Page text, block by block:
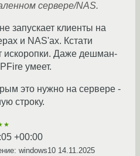
сервере/NAS.
запускает клиенты на
и NAS'ах. Кстати
искоропки. Даже дешман-
умеет.
это нужно на сервере -
строку.
+00:00
windows10 14.11.2025